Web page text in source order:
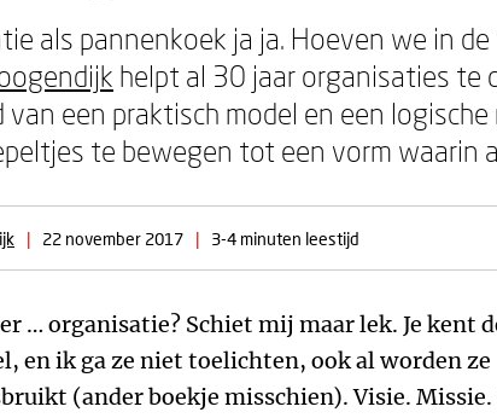
als pannenkoek ja ja. Hoeven we in
helpt al 30 jaar organisaties te
van een praktisch model en een
te bewegen tot een vorm waarin
| 22 november 2017 | 3-4 minuten leestijd
… organisatie? Schiet mij maar lek. Je kent
en ik ga ze niet toelichten, ook al worden ze
(ander boekje misschien). Visie. Missie.